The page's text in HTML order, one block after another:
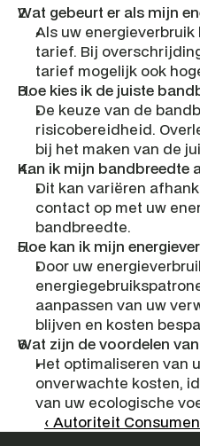
Wat gebeurt er als mijn
Als uw
tarief. Bij
tarief mogelijk ook
Hoe kies ik de juiste
De keuze van de
risicobereidheid.
bij het maken van de
Kan ik mijn bandbreedte
Dit kan variëren
contact op met uw
bandbreedte.
Hoe kan ik mijn
Door uw
aanpassen van uw
blijven en kosten
Wat zijn de voordelen
Het optimaliseren van
onverwachte kosten,
van uw ecologische
‹ Autoriteit